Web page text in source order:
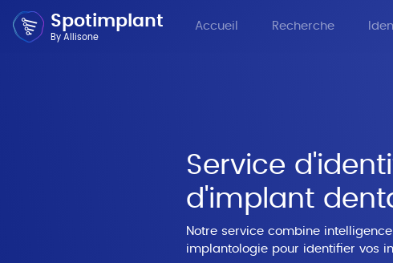
Spotimplant
By Allisone
Accueil Recherche
Service
d'implant
Notre service combine
implantologie pour identifier vos